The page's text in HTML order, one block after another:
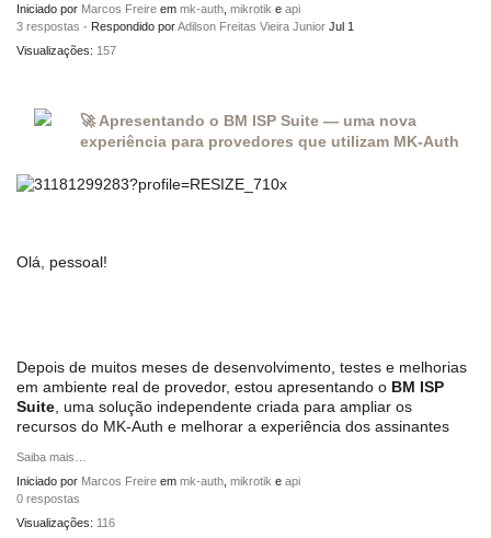
Iniciado por Marcos Freire em mk-auth mikrotik e api
3 respostas · Respondido porAdilson Freitas Vieira Junior Jul 1
Visualizações: 157
🚀 Apresentando o BM ISP Suite — uma nova
experiência para provedores que utilizam MK-Auth
Olá, pessoal!
Depois de muitos meses de desenvolvimento, testes e melhorias
em ambiente real de provedor, estou apresentando o BM ISP
Suite , uma solução independente criada para ampliar os
recursos do MK-Auth e melhorar a experiência dos assinantes
Saiba mais…
Iniciado por Marcos Freire em mk-auth mikrotik e api
0 respostas
Visualizações: 116